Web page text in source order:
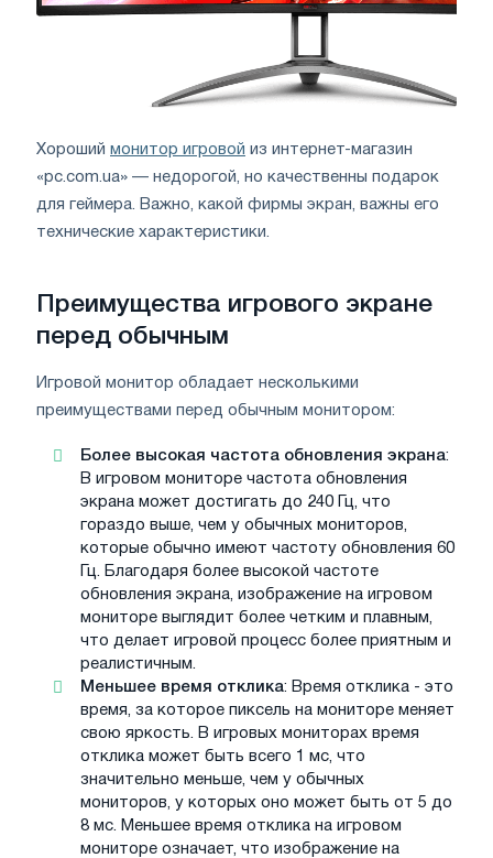
Хороший монитор игровой из интернет-магазин
«pc.com.ua» — недорогой, но качественны подарок
для геймера. Важно, какой фирмы экран, важны его
технические характеристики.
Преимущества игрового экране
перед обычным
Игровой монитор обладает несколькими
преимуществами перед обычным монитором:
Более высокая частота обновления экрана:
В игровом мониторе частота обновления
экрана может достигать до 240 Гц, что
гораздо выше, чем у обычных мониторов,
которые обычно имеют частоту обновления 60
Гц. Благодаря более высокой частоте
обновления экрана, изображение на игровом
мониторе выглядит более четким и плавным,
что делает игровой процесс более приятным и
реалистичным.
Меньшее время отклика: Время отклика - это
время, за которое пиксель на мониторе меняет
свою яркость. В игровых мониторах время
отклика может быть всего 1 мс, что
значительно меньше, чем у обычных
мониторов, у которых оно может быть от 5 до
8 мс. Меньшее время отклика на игровом
мониторе означает, что изображение на